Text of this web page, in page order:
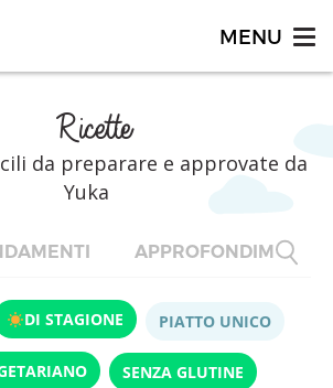
Ricette
da preparare e approvate da
Yuka
APPROFONDIMENTI
DI STAGIONE PIATTO UNICO
SENZA GLUTINE